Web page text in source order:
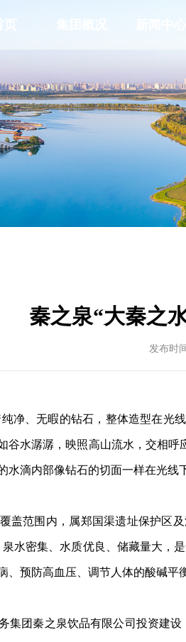
页
秦之泉“大秦之
发布时
净、无暇的钻石，整体造型在
谷水潺潺，映照高山流水，交相
水滴内部像钻石的切面一样在光线
盖范围内 ， 属郑国渠遗址保护区
水密集、水质优良、储藏量大 ，
预防高血压、调节人体的酸碱平
集团秦之泉饮品有限公司 投资建设